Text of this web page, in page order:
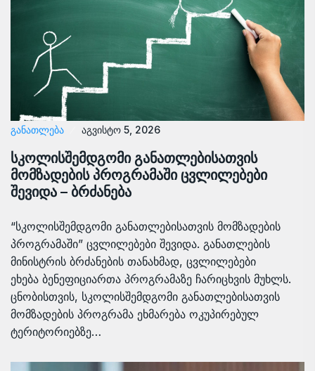
ᲒᲐᲜᲐᲗᲚᲔᲑᲐ აგვისტო 5, 2026
სკოლისშემდგომი განათლებისათვის
მომზადების პროგრამაში ცვლილებები
შევიდა – ბრძანება
“სკოლისშემდგომი განათლებისათვის მომზადების
პროგრამაში” ცვლილებები შევიდა. განათლების
მინისტრის ბრძანების თანახმად, ცვლილებები
ეხება ბენეფიციართა პროგრამაზე ჩარიცხვის მუხლს.
ცნობისთვის, სკოლისშემდგომი განათლებისათვის
მომზადების პროგრამა ეხმარება ოკუპირებულ
ტერიტორიებზე…